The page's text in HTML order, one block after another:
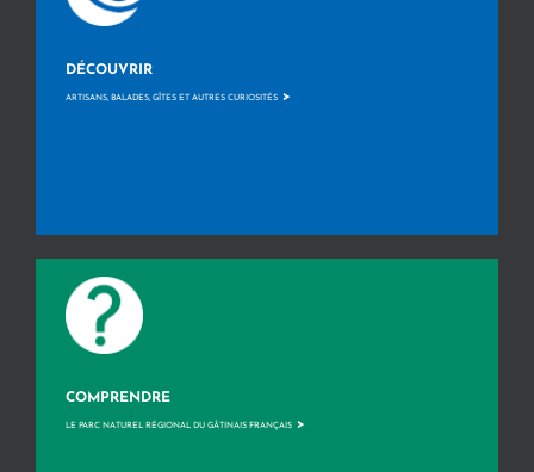
DÉCOUVRIR
ARTISANS, BALADES, GÎTES ET AUTRES CURIOSITÉS >
COMPRENDRE
LE PARC NATUREL RÉGIONAL DU GÂTINAIS FRANÇAIS >